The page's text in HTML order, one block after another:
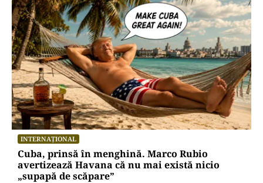
INTERNAȚIONAL
Cuba, prinsă în menghină. Marco Rubio
avertizează Havana că nu mai există nicio
„supapă de scăpare”